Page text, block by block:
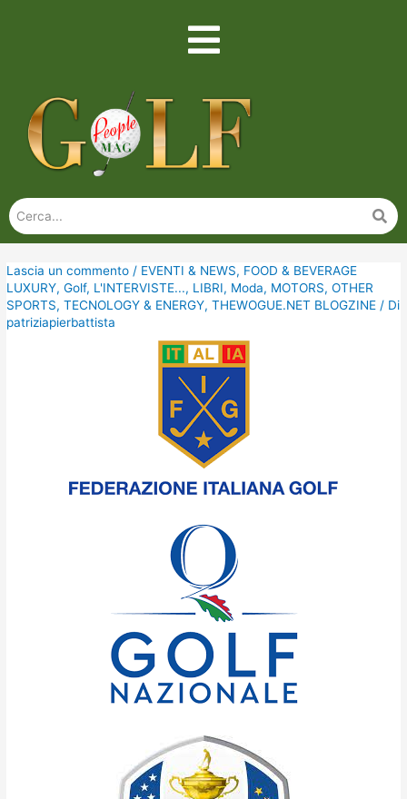
Lascia un commento / EVENTI & NEWS, FOOD & BEVERAGE
LUXURY,Golf, L'INTERVISTE..., LIBRI, Moda, MOTORS,OTHER
SPORTS,TECNOLOGY & ENERGY,THEWOGUE.NET BLOGZINE / Di
patriziapierbattista